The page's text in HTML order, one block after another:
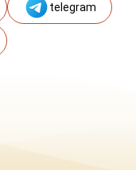
telegram